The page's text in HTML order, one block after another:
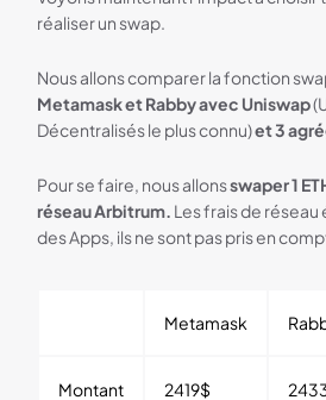
réaliser un swap.
Nous allons comparer la fonction
Metamask et Rabby avec Uniswap
Décentralisés le plus connu)et 3
Pour se faire, nous allonsswaper 1
réseau Arbitrum. Les frais de
des Apps, ils ne sont pas pris en
Metamask
Montant
2419$